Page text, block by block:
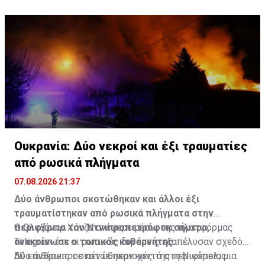
Ουκρανία: Δύο νεκροί και έξι τραυματίες
από ρωσικά πλήγματα
07.08.2026 21:37
Δύο άνθρωποι σκοτώθηκαν και άλλοι έξι
τραυματίστηκαν από ρωσικά πλήγματα στην
περιφέρεια του Ντνιπροπετρόφσκ σήμερα,
ανακοίνωσε ο τοπικός κυβερνήτης.
Ο Ολεξάντρ Χάνζα ανέφερε μέσω της πλατφόρμας
Telegram ότι οι ρωσικές δυνάμεις εξαπέλυσαν σχεδόν
50 επιθέσεις σε πέντε περιοχές της περιφέρειας
Δύο άνθρωποι σκοτώθηκαν κοντά στη Νικόπολ, μια